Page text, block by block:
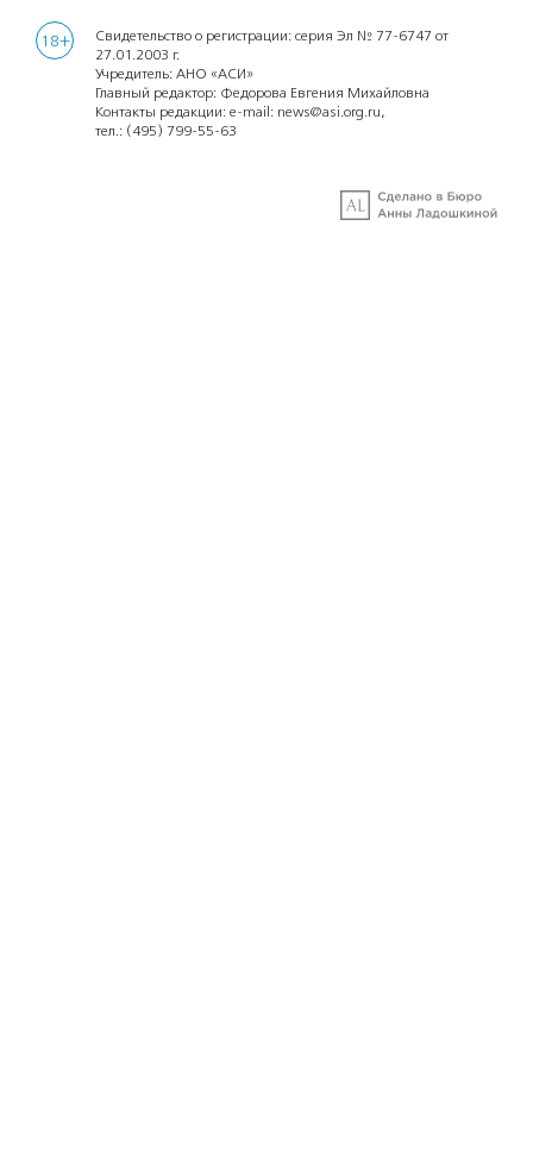
18+
Свидетельство о регистрации: серия Эл № 77-6747 от
27.01.2003 г.
Учредитель: АНО «АСИ»
Главный редактор: Федорова Евгения Михайловна
Контакты редакции: e-mail: news@asi.org.ru,
тел.: (495) 799-55-63